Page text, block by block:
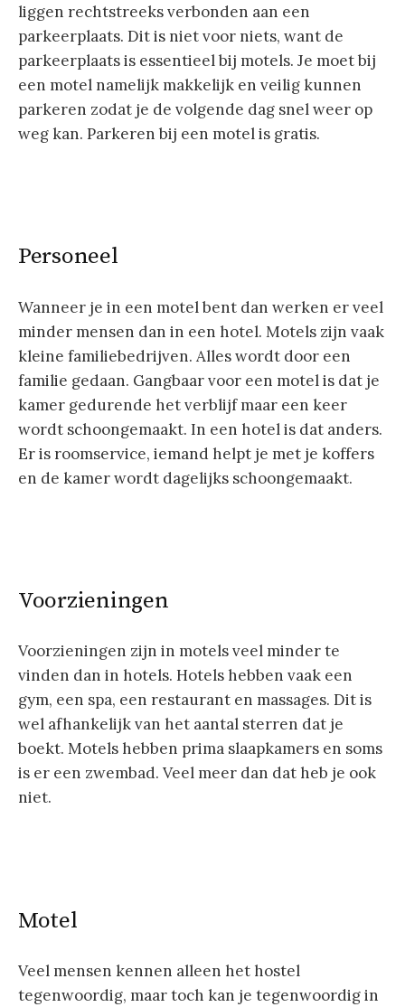
liggen rechtstreeks verbonden aan een
parkeerplaats. Dit is niet voor niets, want de
parkeerplaats is essentieel bij motels. Je moet bij
een motel namelijk makkelijk en veilig kunnen
parkeren zodat je de volgende dag snel weer op
weg kan. Parkeren bij een motel is gratis.
Personeel
Wanneer je in een motel bent dan werken er veel
minder mensen dan in een hotel. Motels zijn vaak
kleine familiebedrijven. Alles wordt door een
familie gedaan. Gangbaar voor een motel is dat je
kamer gedurende het verblijf maar een keer
wordt schoongemaakt. In een hotel is dat anders.
Er is roomservice, iemand helpt je met je koffers
en de kamer wordt dagelijks schoongemaakt.
Voorzieningen
Voorzieningen zijn in motels veel minder te
vinden dan in hotels. Hotels hebben vaak een
gym, een spa, een restaurant en massages. Dit is
wel afhankelijk van het aantal sterren dat je
boekt. Motels hebben prima slaapkamers en soms
is er een zwembad. Veel meer dan dat heb je ook
niet.
Motel
Veel mensen kennen alleen het hostel
tegenwoordig, maar toch kan je tegenwoordig in